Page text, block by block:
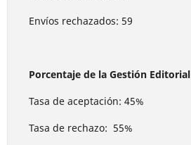
Envíos rechazados: 59
Porcentaje de la Gestión Editorial
Tasa de aceptación: 45%
Tasa de rechazo: 55%